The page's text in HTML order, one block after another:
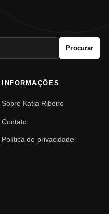
Procurar
INFORMAÇÕES
Sobre Katia Ribeiro
Contato
Política de privacidade